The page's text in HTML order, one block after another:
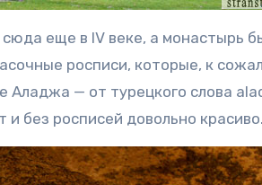
еще в IV веке, а монастырь
росписи, которые, к
Аладжа — от турецкого слова
и без росписей довольно красиво.